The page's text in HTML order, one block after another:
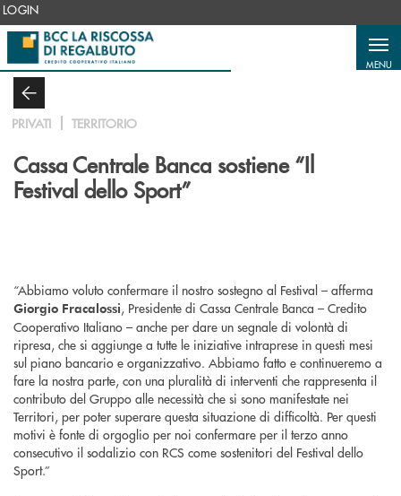
Salta al contenuto principale
LOGIN
MENU
PRIVATI TERRITORIO
Cassa Centrale Banca sostiene “Il
Festival dello Sport”
“Abbiamo voluto confermare il nostro sostegno al Festival – afferma
Giorgio Fracalossi, Presidente di Cassa Centrale Banca – Credito
Cooperativo Italiano – anche per dare un segnale di volontà di
ripresa, che si aggiunge a tutte le iniziative intraprese in questi mesi
sul piano bancario e organizzativo. Abbiamo fatto e continueremo a
fare la nostra parte, con una pluralità di interventi che rappresenta il
contributo del Gruppo alle necessità che si sono manifestate nei
Territori, per poter superare questa situazione di difficoltà. Per questi
motivi è fonte di orgoglio per noi confermare per il terzo anno
consecutivo il sodalizio con RCS come sostenitori del Festival dello
Sport.”